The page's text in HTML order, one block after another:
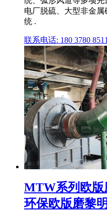
电厂脱硫、大型非金
统 .
联系电话: 180 3780 8511
MTW系列欧版
环保欧版磨黎